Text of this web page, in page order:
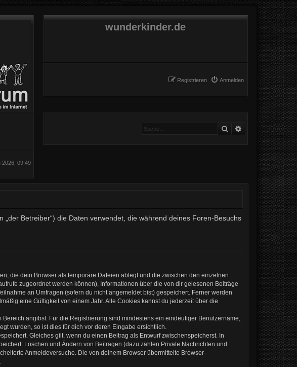
wunderkinder.de
Anmelden
Registrieren
Suche Erweiterte Suche
2026, 09:49
„der Betreiber“) die Daten verwendet, die während deines Foren-Besuchs
die dein Browser als temporäre Dateien ablegt und die zwischen den einzelnen
zugeordnet werden können), Informationen über die von dir gelesenen Beiträge
an Umfragen (sofern du nicht angemeldet bist) gespeichert. Ferner werden
eine Gültigkeit von einem Jahr. Alle Cookies kannst du jederzeit über die
angibst. Für die Registrierung sind mindestens ein eindeutiger Benutzername,
wurden, so ist dies für dich vor deren Eingabe ersichtlich.
Gleiches gilt, wenn du einen Beitrag als Entwurf zwischenspeicherst. In
Löschen und Ändern von Beiträgen (dazu zählen Private Nachrichten und
Anmeldeversuche. Die von deinem Browser übermittelte Browser-